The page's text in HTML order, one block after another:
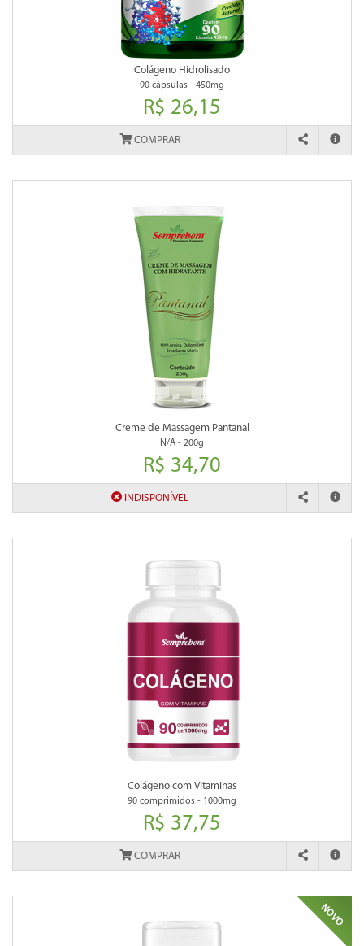
Colágeno Hidrolisado
90 cápsulas - 450mg
R$ 26,15
COMPRAR
Creme de Massagem Pantanal
N/A - 200g
R$ 34,70
INDISPONÍVEL
Colágeno com Vitaminas
90 comprimidos - 1000mg
R$ 37,75
COMPRAR